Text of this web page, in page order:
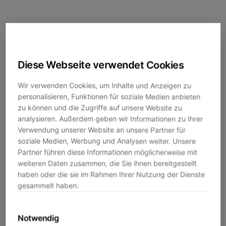
Diese Webseite verwendet Cookies
Wir verwenden Cookies, um Inhalte und Anzeigen zu
personalisieren, Funktionen für soziale Medien anbieten
zu können und die Zugriffe auf unsere Website zu
analysieren. Außerdem geben wir Informationen zu Ihrer
Verwendung unserer Website an unsere Partner für
soziale Medien, Werbung und Analysen weiter. Unsere
Partner führen diese Informationen möglicherweise mit
weiteren Daten zusammen, die Sie ihnen bereitgestellt
haben oder die sie im Rahmen Ihrer Nutzung der Dienste
gesammelt haben.
Notwendig
Application error: a